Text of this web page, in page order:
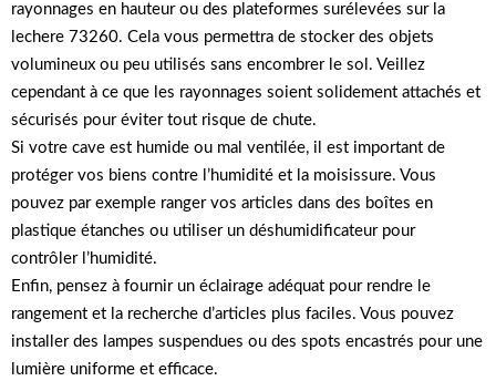
rayonnages en hauteur ou des plateformes surélevées sur la
lechere 73260. Cela vous permettra de stocker des objets
volumineux ou peu utilisés sans encombrer le sol. Veillez
cependant à ce que les rayonnages soient solidement attachés et
sécurisés pour éviter tout risque de chute.
Si votre cave est humide ou mal ventilée, il est important de
protéger vos biens contre l’humidité et la moisissure. Vous
pouvez par exemple ranger vos articles dans des boîtes en
plastique étanches ou utiliser un déshumidificateur pour
contrôler l’humidité.
Enfin, pensez à fournir un éclairage adéquat pour rendre le
rangement et la recherche d’articles plus faciles. Vous pouvez
installer des lampes suspendues ou des spots encastrés pour une
lumière uniforme et efficace.